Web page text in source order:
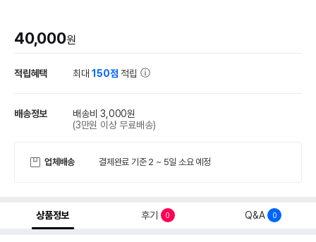
40,000원
적립혜택 최대150점 적립
배송정보
배송비 3,000원
(3만원 이상 무료배송)
업체배송 결제완료 기준 2 ~ 5일 소요 예정
상품정보 후기 0 Q&A 0